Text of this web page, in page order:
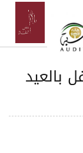
بالعيد